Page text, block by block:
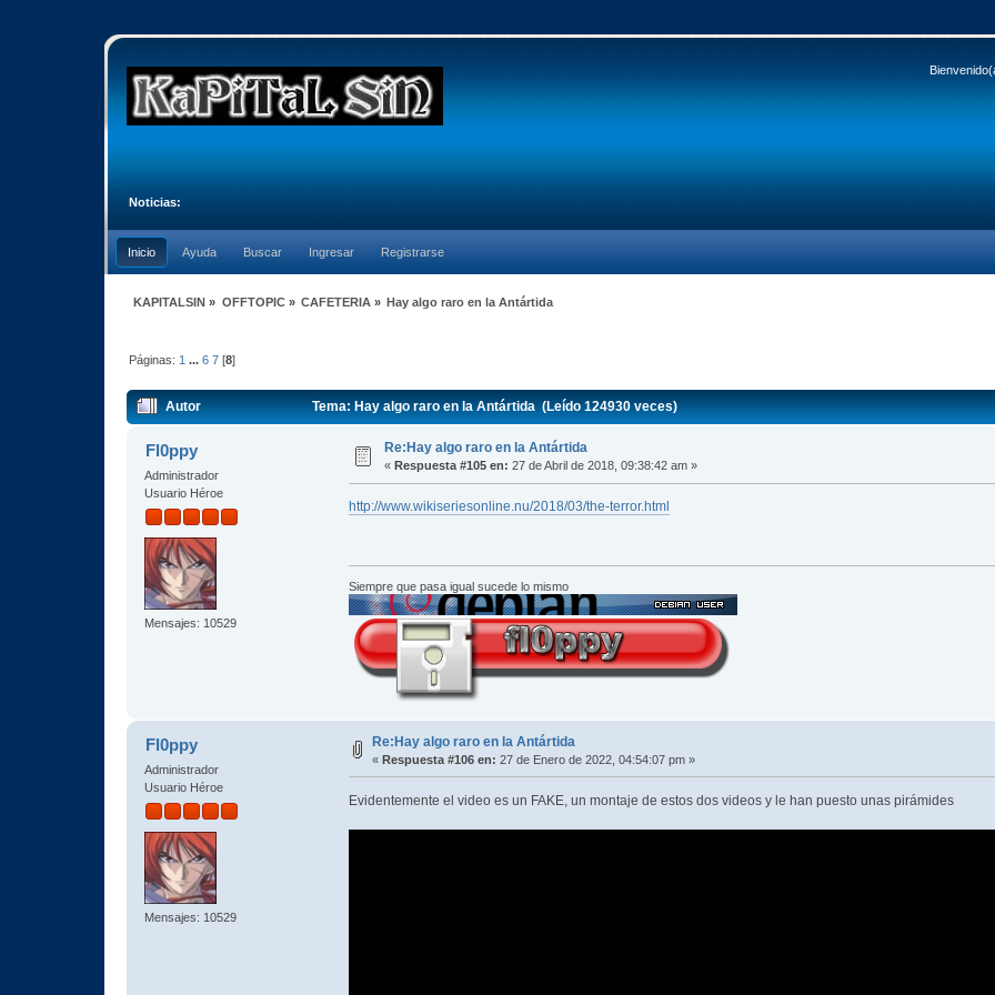
Noticias:
Inicio Ayuda Buscar Ingresar Registrarse
KAPITALSIN » OFFTOPIC» CAFETERIA » Hay algo raro en la Antártida
Páginas: 1 ...6 7 [8]
Autor Tema: Hay algo raro en la Antártida (Leído 124930 veces)
Fl0ppy
Administrador
Usuario Héroe
Mensajes: 10529
Re:Hay algo raro en la Antártida
«Respuesta #105 en: 27 de Abril de 2018, 09:38:42 am »
http://www.wikiseriesonline.nu/2018/03/the-terror.html
Siempre que pasa igual sucede lo mismo
Fl0ppy
Administrador
Usuario Héroe
Mensajes: 10529
Re:Hay algo raro en la Antártida
«Respuesta #106 en: 27 de Enero de 2022, 04:54:07 pm »
Evidentemente el video es un FAKE, un montaje de estos dos videos y le han puesto unas pirámides